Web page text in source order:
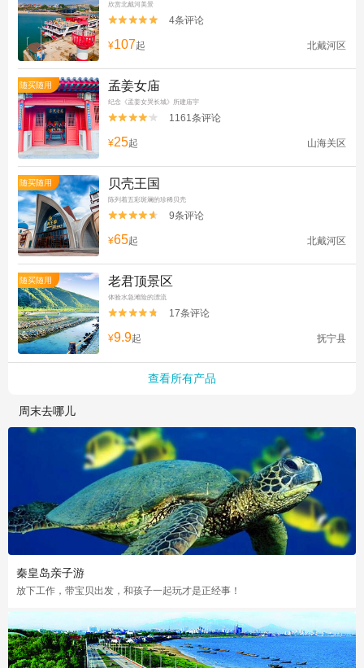
欣赏北戴河美景

 4条评论
¥107起 北戴河区
随买随用 孟姜女庙
纪念《孟姜女哭长城》所建庙宇

 1161条评论
¥25起 山海关区
随买随用 贝壳王国
陈列着五彩斑斓的珍稀贝壳

 9条评论
¥65起 北戴河区
随买随用 老君顶景区
体验水急滩险的漂流

 17条评论
¥9.9起 抚宁县
查看所有产品
周末去哪儿
秦皇岛亲子游
放下工作，带宝贝出发，和孩子一起玩才是正经事！